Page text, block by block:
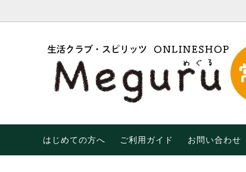
調味料・油 米
生活用品
【限定】おトクなわけあり品！
はじめての方へ
はじめての方へ ご利用ガイド お問い合わせ